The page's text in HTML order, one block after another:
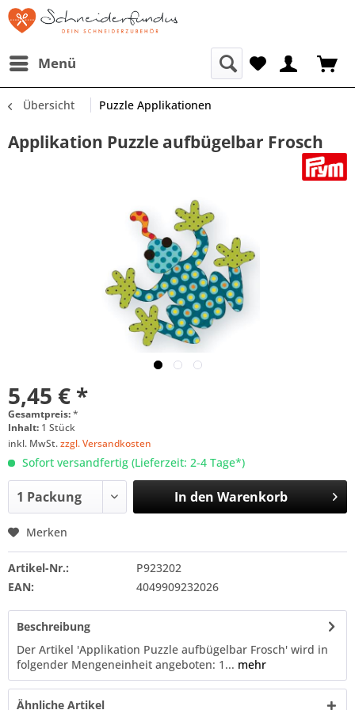
Menü
Übersicht Puzzle Applikationen
Applikation Puzzle aufbügelbar Frosch
5,45 € *
Gesamtpreis:*
Inhalt: 1 Stück
inkl. MwSt.zzgl. Versandkosten
Sofort versandfertig (Lieferzeit: 2-4 Tage*)
In den Warenkorb
Merken
Artikel-Nr.:
P923202
EAN:
4049909232026
Beschreibung
Der Artikel 'Applikation Puzzle aufbügelbar Frosch' wird in
folgender Mengeneinheit angeboten: 1... mehr
Ähnliche Artikel